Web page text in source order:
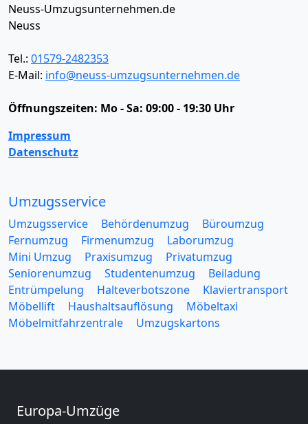
Neuss-Umzugsunternehmen.de
Neuss
Tel.: 01579-2482353
E-Mail: info@neuss-umzugsunternehmen.de
Öffnungszeiten: Mo - Sa: 09:00 - 19:30 Uhr
Impressum
Datenschutz
Umzugsservice
Umzugsservice Behördenumzug
Büroumzug
Fernumzug
Firmenumzug
Laborumzug
Mini Umzug
Praxisumzug
Privatumzug
Seniorenumzug
Studentenumzug
Beiladung
Entrümpelung
Halteverbotszone
Klaviertransport
Möbellift
Haushaltsauflösung
Möbeltaxi
Möbelmitfahrzentrale
Umzugskartons
Europa-Umzüge